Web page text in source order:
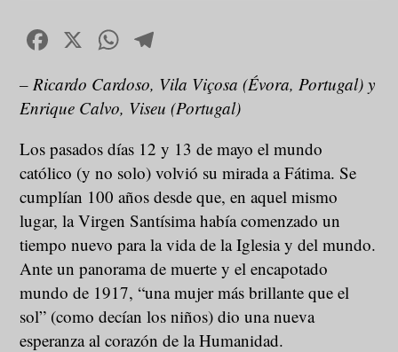
Facebook
X WhatsApp
– Ricardo Cardoso, Vila Viçosa (Évora, Portugal) y
Enrique Calvo, Viseu (Portugal)
Los pasados días 12 y 13 de mayo el mundo
católico (y no solo) volvió su mirada a Fátima. Se
cumplían 100 años desde que, en aquel mismo
lugar, la Virgen Santísima había comenzado un
tiempo nuevo para la vida de la Iglesia y del mundo.
Ante un panorama de muerte y el encapotado
mundo de 1917, “una mujer más brillante que el
sol” (como decían los niños) dio una nueva
esperanza al corazón de la Humanidad.